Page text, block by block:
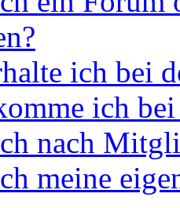
ich bei
ich
nach
meine